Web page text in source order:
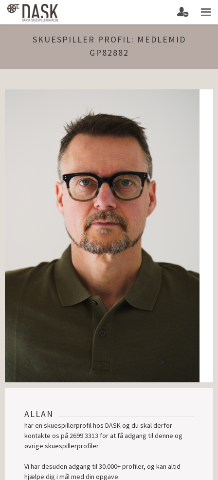
SKUESPILLER PROFIL: MEDLEMID
GP82882
ALLAN
har en skuespillerprofil hos DASK og du skal derfor
kontakte os på 2699 3313 for at få adgang til denne og
øvrige skuespillerprofiler.
Vi har desuden adgang til 30.000+ profiler, og kan altid
hjælpe dig i mål med din opgave.